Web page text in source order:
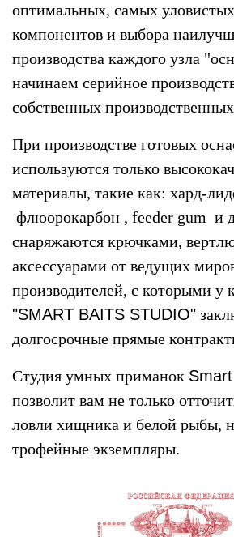
оптимальных, самых
компонентов и выбора
производства каждого узла
начинаем серийное
собственных
При производстве готовых
используются только
материалы, такие как: хард-
флюорокарбон , feeder gum и
снаряжаются крючками,
аксессуарами от ведущих
производителей, с которыми у
"SMART BAITS STUDIO"
долгосрочные прямые
Студия умных приманок
позволит вам не только
ловли хищника и белой рыбы,
трофейные экземпляры.